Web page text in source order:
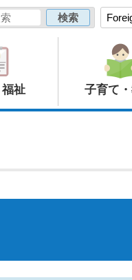
祉 子育て